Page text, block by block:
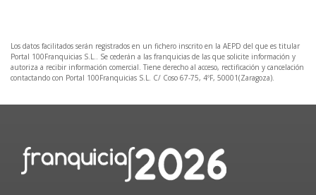
Los datos facilitados serán registrados en un fichero inscrito en la AEPD del que es titular
Portal 100Franquicias S.L.. Se cederán a las franquicias de las que solicite información y
autoriza a recibir información comercial. Tiene derecho al acceso, rectificación y cancelación
contactando con Portal 100Franquicias S.L. C/ Coso 67-75, 4ºF, 50001(Zaragoza).